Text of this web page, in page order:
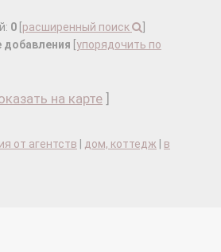
0 расширенный поиск
добавления упорядочить по
на карте
от агентств дом, коттедж
в